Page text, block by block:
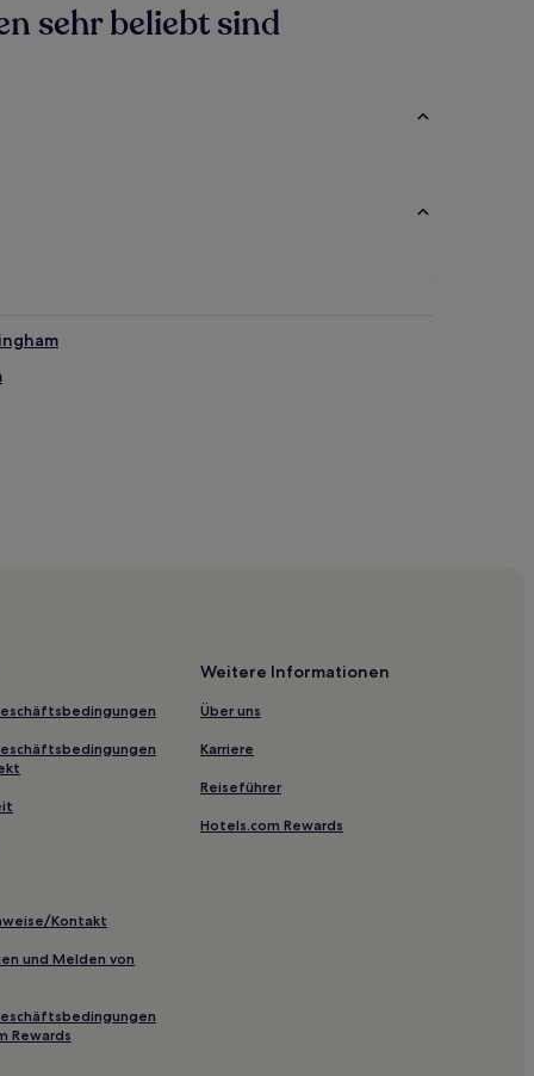
sehr beliebt sind
Kontakt
und Melden von
Rewards
Weitere Informationen
Über uns
Karriere
Reiseführer
Hotels.com Rewards